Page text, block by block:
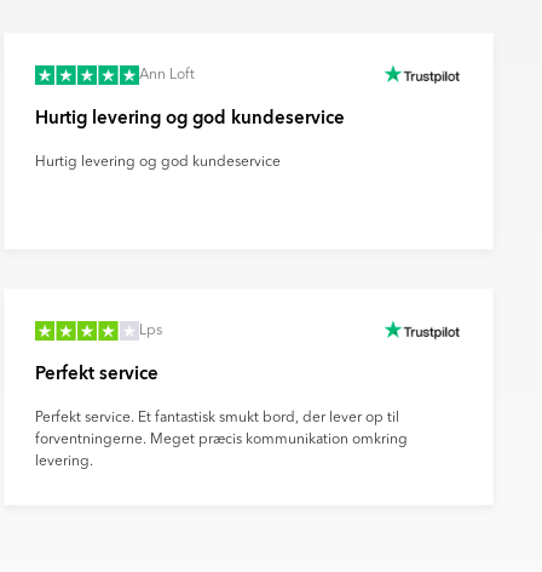
Ann Loft
Hurtig levering og god kundeservice
Hurtig levering og god kundeservice
Lps
Perfekt service
Perfekt service. Et fantastisk smukt bord, der lever op til
forventningerne. Meget præcis kommunikation omkring
levering.